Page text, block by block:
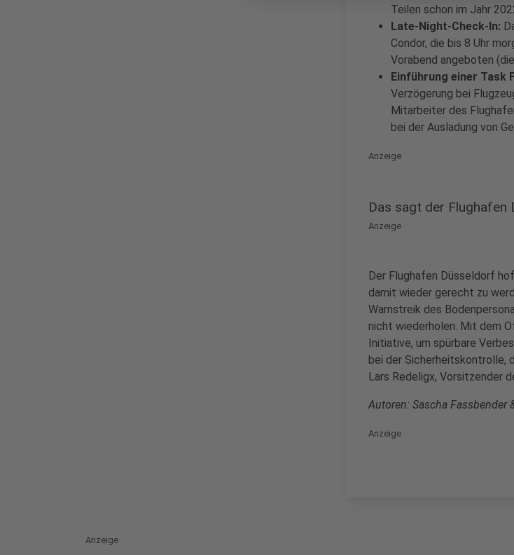
Teilen schon im Jahr
Late-Night-Check-In:
Condor, die bis 8 Uhr
Vorabend angeboten
Einführung einer Task
Verzögerung bei
Mitarbeiter des
bei der Ausladung von
Anzeige
Das sagt der Flughafen
Anzeige
Der Flughafen Düsseldorf
damit wieder gerecht zu
Warnstreik des
nicht wiederholen. Mit dem
Initiative, um spürbare
bei der Sicherheitskontrolle,
Lars Redeligx, Vorsitzender
Autoren: Sascha Fassbender
Anzeige
Anzeige